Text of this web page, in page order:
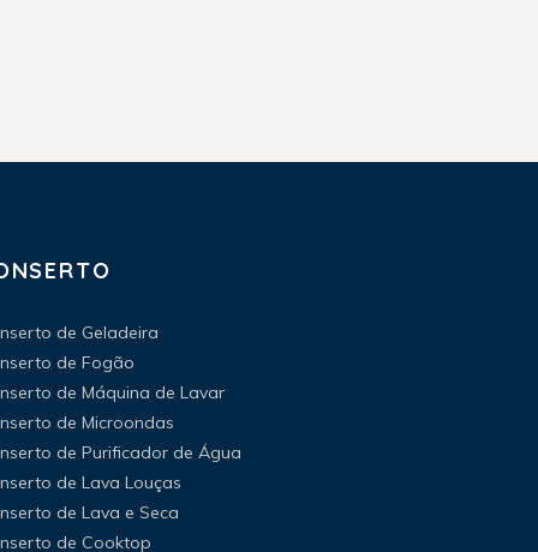
de Geladeira
de Fogão
de Máquina de Lavar
de Microondas
de Purificador de Água
de Lava Louças
de Lava e Seca
de Cooktop